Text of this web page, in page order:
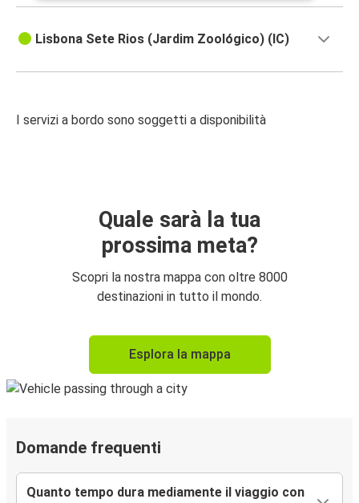
Lisbona Sete Rios (Jardim Zoológico) (IC)
I servizi a bordo sono soggetti a disponibilità
Quale sarà la tua
prossima meta?
Scopri la nostra mappa con oltre 8000
destinazioni in tutto il mondo.
Esplora la mappa
Domande frequenti
Quanto tempo dura mediamente il viaggio con